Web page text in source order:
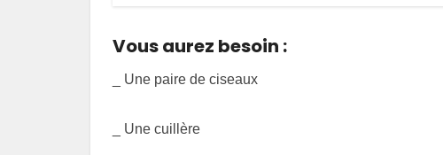
Vous aurez besoin :
_ Une paire de ciseaux
_ Une cuillère